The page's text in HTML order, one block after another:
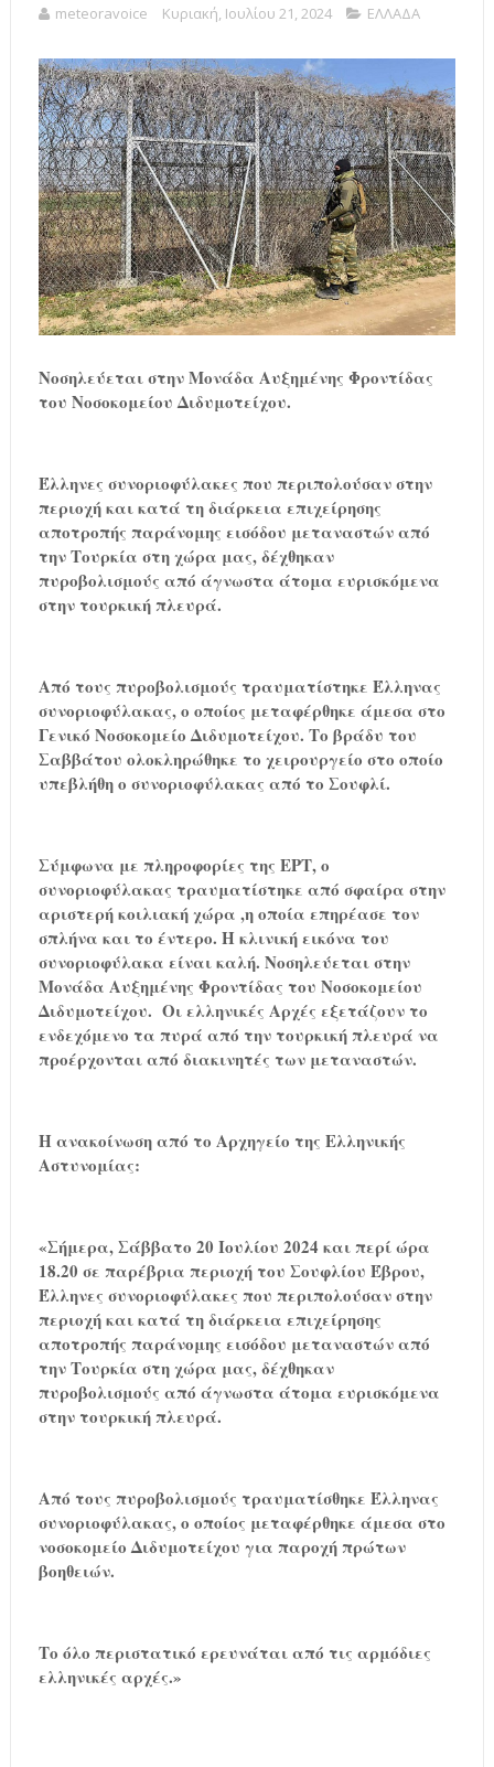
meteoravoice Κυριακή, Ιουλίου 21, 2024 ΕΛΛΑΔΑ
Νοσηλεύεται στην Μονάδα Αυξημένης Φροντίδας
του Νοσοκομείου Διδυμοτείχου.
Έλληνες συνοριοφύλακες που περιπολούσαν στην
περιοχή και κατά τη διάρκεια επιχείρησης
αποτροπής παράνομης εισόδου μεταναστών από
την Τουρκία στη χώρα μας, δέχθηκαν
πυροβολισμούς από άγνωστα άτομα ευρισκόμενα
στην τουρκική πλευρά.
Από τους πυροβολισμούς τραυματίστηκε Έλληνας
συνοριοφύλακας, ο οποίος μεταφέρθηκε άμεσα στο
Γενικό Νοσοκομείο Διδυμοτείχου. Το βράδυ του
Σαββάτου ολοκληρώθηκε το χειρουργείο στο οποίο
υπεβλήθη ο συνοριοφύλακας από το Σουφλί.
Σύμφωνα με πληροφορίες της ΕΡΤ, ο
συνοριοφύλακας τραυματίστηκε από σφαίρα στην
αριστερή κοιλιακή χώρα ,η οποία επηρέασε τον
σπλήνα και το έντερο. Η κλινική εικόνα του
συνοριοφύλακα είναι καλή. Νοσηλεύεται στην
Μονάδα Αυξημένης Φροντίδας του Νοσοκομείου
Διδυμοτείχου. Οι ελληνικές Αρχές εξετάζουν το
ενδεχόμενο τα πυρά από την τουρκική πλευρά να
προέρχονται από διακινητές των μεταναστών.
Η ανακοίνωση από το Αρχηγείο της Ελληνικής
Αστυνομίας:
«Σήμερα, Σάββατο 20 Ιουλίου 2024 και περί ώρα
18.20 σε παρέβρια περιοχή του Σουφλίου Έβρου,
Έλληνες συνοριοφύλακες που περιπολούσαν στην
περιοχή και κατά τη διάρκεια επιχείρησης
αποτροπής παράνομης εισόδου μεταναστών από
την Τουρκία στη χώρα μας, δέχθηκαν
πυροβολισμούς από άγνωστα άτομα ευρισκόμενα
στην τουρκική πλευρά.
Από τους πυροβολισμούς τραυματίσθηκε Έλληνας
συνοριοφύλακας, ο οποίος μεταφέρθηκε άμεσα στο
νοσοκομείο Διδυμοτείχου για παροχή πρώτων
βοηθειών.
Το όλο περιστατικό ερευνάται από τις αρμόδιες
ελληνικές αρχές.»